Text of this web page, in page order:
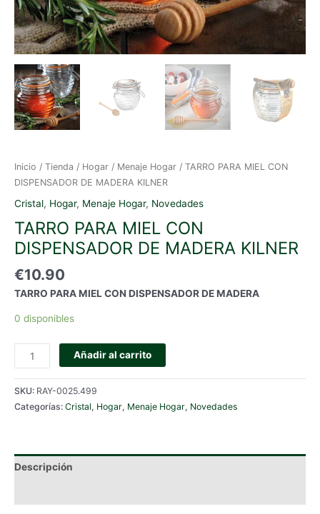
Inicio / Tienda / Hogar / Menaje Hogar / TARRO PARA MIEL CON
DISPENSADOR DE MADERA KILNER
Cristal, Hogar, Menaje Hogar, Novedades
TARRO PARA MIEL CON
DISPENSADOR DE MADERA KILNER
€10.90
TARRO PARA MIEL CON DISPENSADOR DE MADERA
0 disponibles
TARRO
PARA
MIEL
CON
DISPENSADOR
KILNER
cantidad
Añadir al carrito
SKU: RAY-0025.499
Categorías: Cristal, Hogar, Menaje Hogar, Novedades
Descripción